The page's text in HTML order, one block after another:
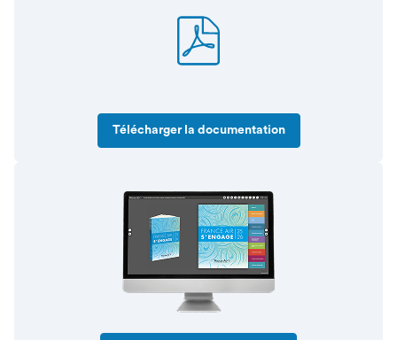
Télécharger la documentation